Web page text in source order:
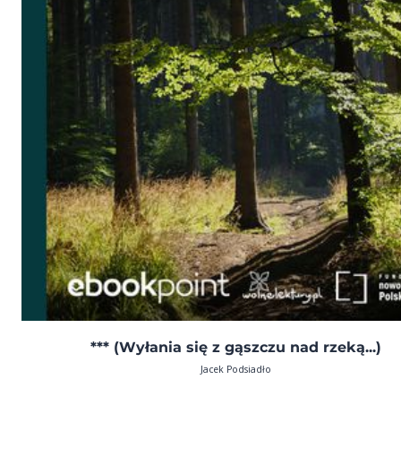
*** (Wyłania się z gąszczu nad rzeką...)
Jacek Podsiadło